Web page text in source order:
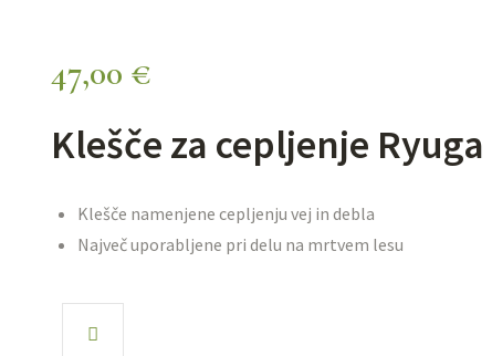
47,00 €
Klešče za cepljenje
Klešče namenjene cepljenju vej in debla
Največ uporabljene pri delu na mrtvem lesu